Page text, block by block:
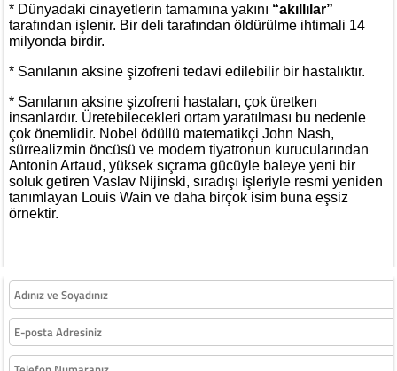
* Dünyadaki cinayetlerin tamamına yakını “akıllılar”
tarafından işlenir. Bir deli tarafından öldürülme ihtimali 14
milyonda birdir.
* Sanılanın aksine şizofreni tedavi edilebilir bir hastalıktır.
* Sanılanın aksine şizofreni hastaları, çok üretken
insanlardır. Üretebilecekleri ortam yaratılması bu nedenle
çok önemlidir. Nobel ödüllü matematikçi John Nash,
sürrealizmin öncüsü ve modern tiyatronun kurucularından
Antonin Artaud, yüksek sıçrama gücüyle baleye yeni bir
soluk getiren Vaslav Nijinski, sıradışı işleriyle resmi yeniden
tanımlayan Louis Wain ve daha birçok isim buna eşsiz
örnektir.